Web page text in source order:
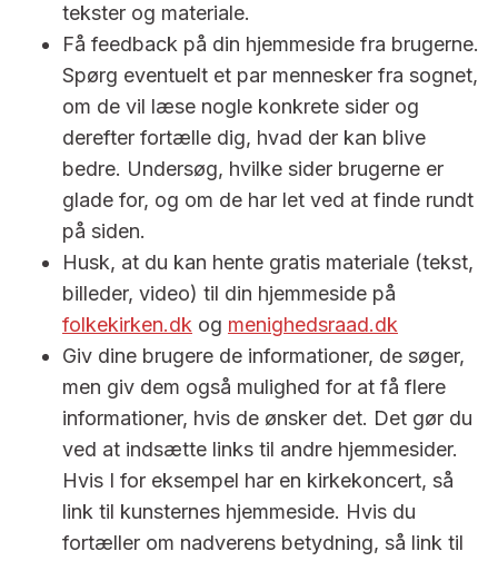
tekster og materiale.
Få feedback på din hjemmeside fra brugerne.
Spørg eventuelt et par mennesker fra sognet,
om de vil læse nogle konkrete sider og
derefter fortælle dig, hvad der kan blive
bedre. Undersøg, hvilke sider brugerne er
glade for, og om de har let ved at finde rundt
på siden.
Husk, at du kan hente gratis materiale (tekst,
billeder, video) til din hjemmeside på
folkekirken.dk og menighedsraad.dk
Giv dine brugere de informationer, de søger,
men giv dem også mulighed for at få flere
informationer, hvis de ønsker det. Det gør du
ved at indsætte links til andre hjemmesider.
Hvis I for eksempel har en kirkekoncert, så
link til kunsternes hjemmeside. Hvis du
fortæller om nadverens betydning, så link til